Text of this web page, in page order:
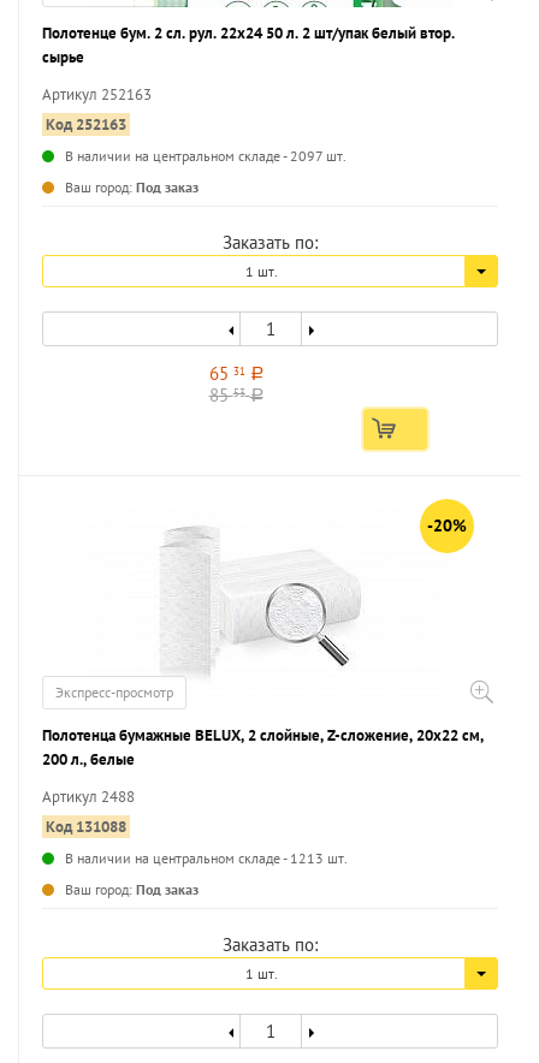
Полотенце бум. 2 сл. рул. 22х24 50 л. 2 шт/упак белый втор.
сырье
Артикул 252163
Код 252163
В наличии на центральном складе - 2097 шт.
Ваш город: Под заказ
Заказать по:
1 шт.
65 31 a
8553 a
-20%
Экспресс-просмотр
Полотенца бумажные BELUX, 2 слойные, Z-сложение, 20х22 см,
200 л., белые
Артикул 2488
Код 131088
В наличии на центральном складе - 1213 шт.
Ваш город: Под заказ
Заказать по:
1 шт.